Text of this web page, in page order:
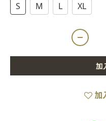
S M L XL
加
加